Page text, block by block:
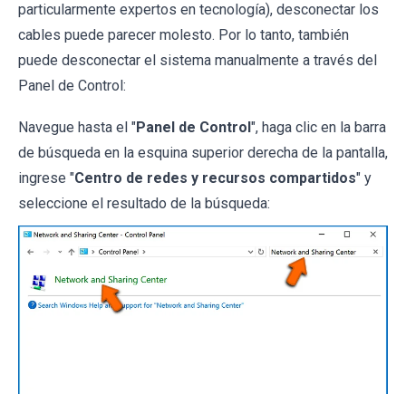
particularmente expertos en tecnología), desconectar los
cables puede parecer molesto. Por lo tanto, también
puede desconectar el sistema manualmente a través del
Panel de Control:
Navegue hasta el "Panel de Control ", haga clic en la barra
de búsqueda en la esquina superior derecha de la pantalla,
ingrese "Centro de redes y recursos compartidos" y
seleccione el resultado de la búsqueda: